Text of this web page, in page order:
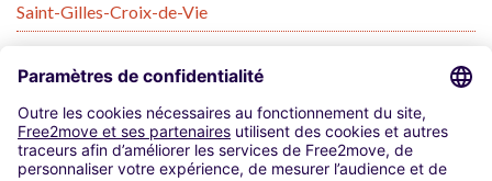
Saint-Gilles-Croix-de-Vie
Saint-Jean-de-Monts
Talmont-Saint-Hilaire